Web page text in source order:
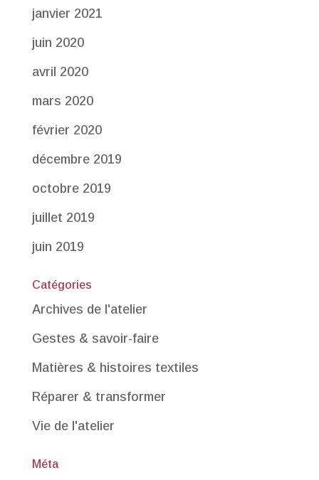
janvier 2021
juin 2020
avril 2020
mars 2020
février 2020
décembre 2019
octobre 2019
juillet 2019
juin 2019
Catégories
Archives de l'atelier
Gestes & savoir-faire
Matières & histoires textiles
Réparer & transformer
Vie de l'atelier
Méta